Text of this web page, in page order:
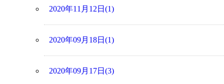
2020年11月12日(1)
2020年09月18日(1)
2020年09月17日(3)